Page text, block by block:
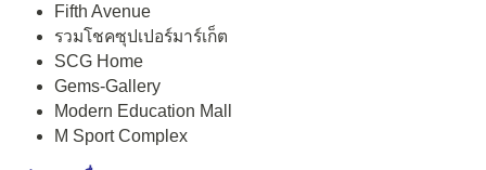
Fifth Avenue
รวมโชคซุปเปอร์มาร์เก็ต
SCG Home
Gems-Gallery
Modern Education Mall
M Sport Complex